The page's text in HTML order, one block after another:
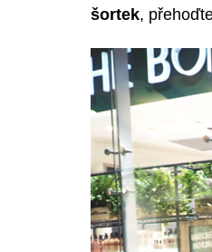
šortek,